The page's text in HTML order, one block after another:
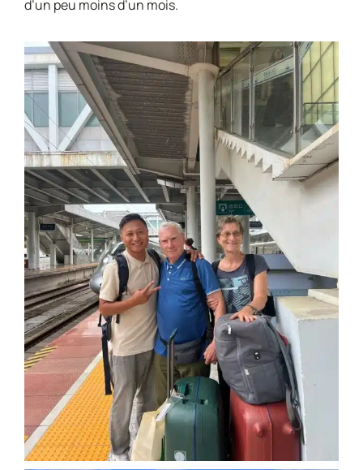
d’un peu moins d’un mois.